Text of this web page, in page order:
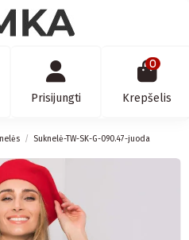
Prisijungti
0
Krepšelis
Suknelė-TW-SK-G-090.47-juoda